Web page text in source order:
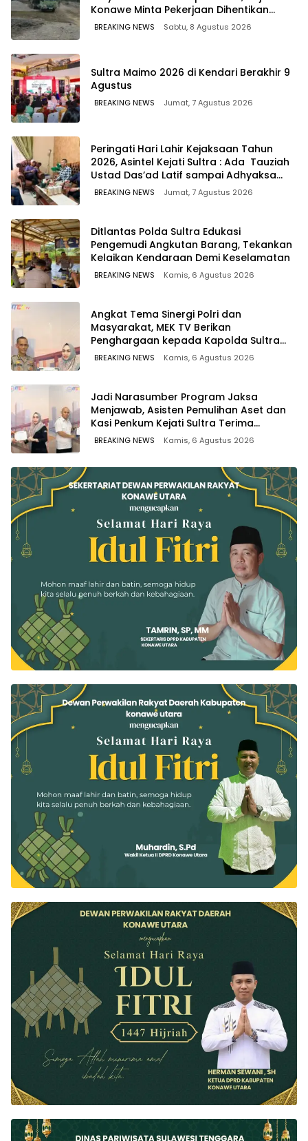
Konawe Minta Pekerjaan Dihentikan
Sementara
BREAKING NEWS Sabtu, 8 Agustus 2026
Sultra Maimo 2026 di Kendari Berakhir 9
Agustus
BREAKING NEWS Jumat, 7 Agustus 2026
Peringati Hari Lahir Kejaksaan Tahun
2026, Asintel Kejati Sultra : Ada Tauziah
Ustad Das’ad Latif sampai Adhyaksa
Run
BREAKING NEWS Jumat, 7 Agustus 2026
Ditlantas Polda Sultra Edukasi
Pengemudi Angkutan Barang, Tekankan
Kelaikan Kendaraan Demi Keselamatan
BREAKING NEWS Kamis, 6 Agustus 2026
Angkat Tema Sinergi Polri dan
Masyarakat, MEK TV Berikan
Penghargaan kepada Kapolda Sultra
melalui Kabid Humas
BREAKING NEWS Kamis, 6 Agustus 2026
Jadi Narasumber Program Jaksa
Menjawab, Asisten Pemulihan Aset dan
Kasi Penkum Kejati Sultra Terima
Penghargaan dari Komisaris MEK TV
BREAKING NEWS Kamis, 6 Agustus 2026